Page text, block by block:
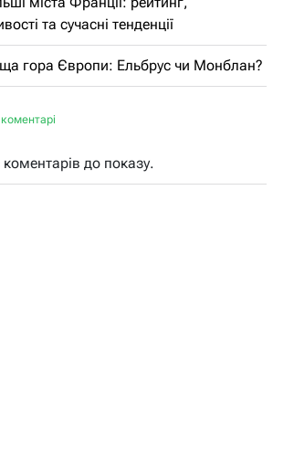
та сучасні тенденції
гора Європи: Ельбрус чи Монблан?
до показу.